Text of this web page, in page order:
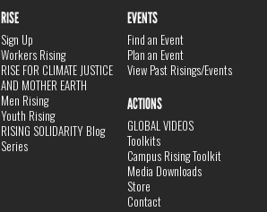
RISE
Sign Up
Workers Rising
RISE FOR CLIMATE JUSTICE
AND MOTHER EARTH
Men Rising
Youth Rising
RISING SOLIDARITY Blog
Series
EVENTS
Find an Event
Plan an Event
View Past Risings/Events
ACTIONS
GLOBAL VIDEOS
Toolkits
Campus Rising Toolkit
Media Downloads
Store
Contact